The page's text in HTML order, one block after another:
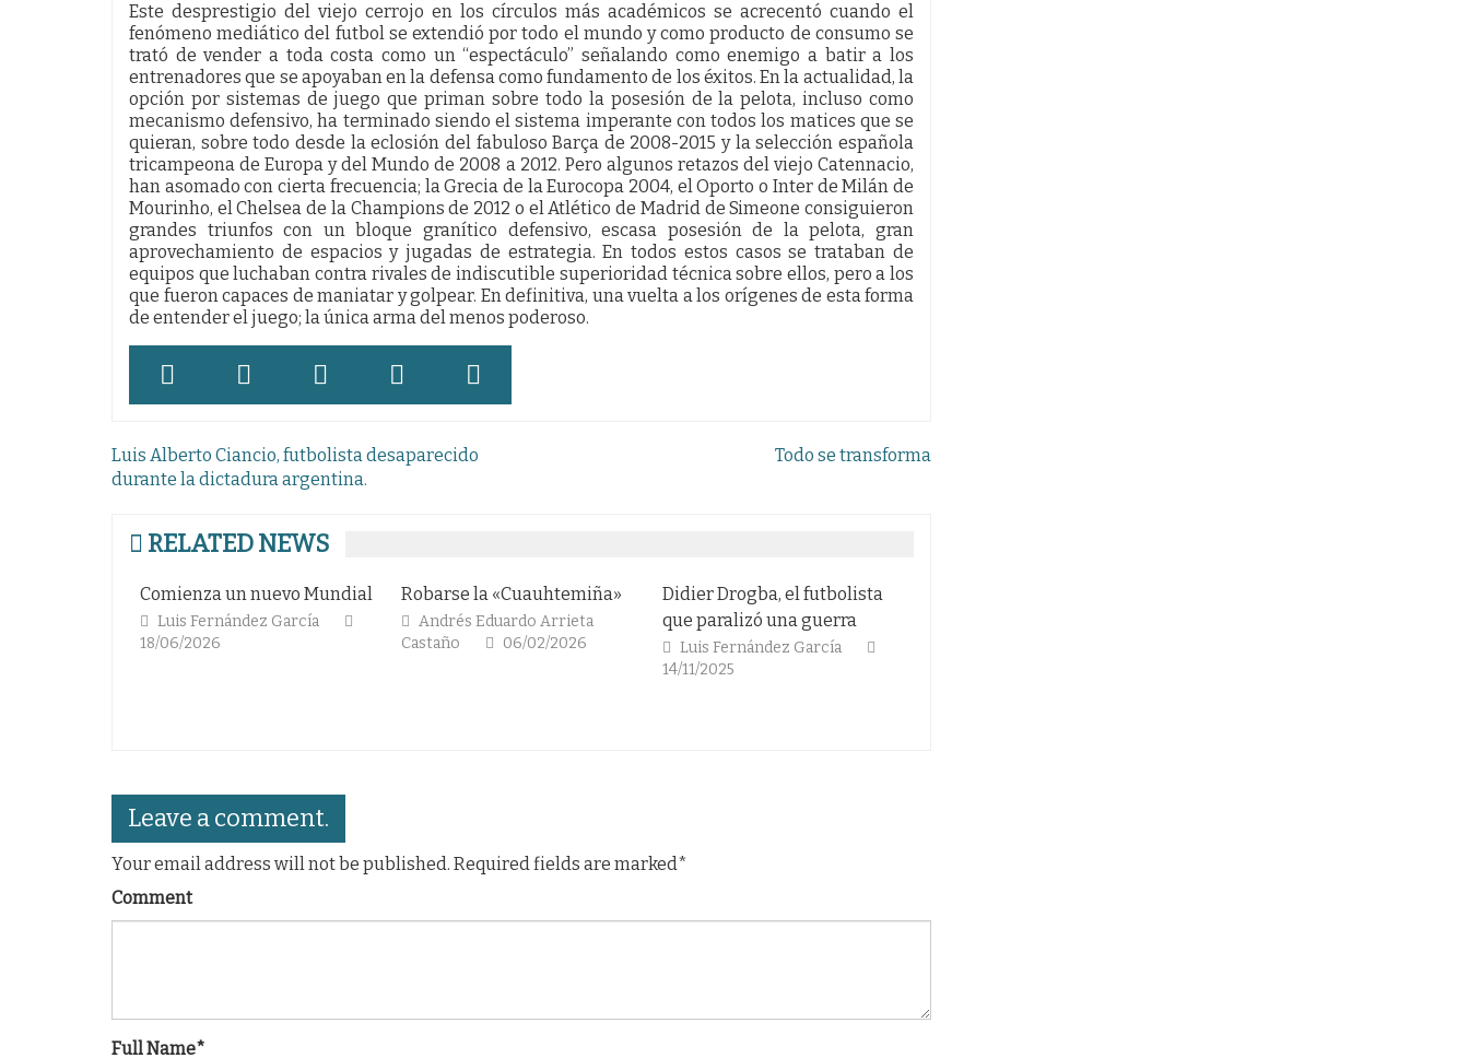
Este desprestigio del viejo cerrojo en los círculos más académicos se acrecentó cuando el
fenómeno mediático del futbol se extendió por todo el mundo y como producto de consumo se
trató de vender a toda costa como un “espectáculo” señalando como enemigo a batir a los
entrenadores que se apoyaban en la defensa como fundamento de los éxitos. En la actualidad, la
opción por sistemas de juego que priman sobre todo la posesión de la pelota, incluso como
mecanismo defensivo, ha terminado siendo el sistema imperante con todos los matices que se
quieran, sobre todo desde la eclosión del fabuloso Barça de 2008-2015 y la selección española
tricampeona de Europa y del Mundo de 2008 a 2012. Pero algunos retazos del viejo Catennacio,
han asomado con cierta frecuencia; la Grecia de la Eurocopa 2004, el Oporto o Inter de Milán de
Mourinho, el Chelsea de la Champions de 2012 o el Atlético de Madrid de Simeone consiguieron
grandes triunfos con un bloque granítico defensivo, escasa posesión de la pelota, gran
aprovechamiento de espacios y jugadas de estrategia. En todos estos casos se trataban de
equipos que luchaban contra rivales de indiscutible superioridad técnica sobre ellos, pero a los
que fueron capaces de maniatar y golpear. En definitiva, una vuelta a los orígenes de esta forma
de entender el juego; la única arma del menos poderoso.
Navegación
de
Luis Alberto Ciancio, futbolista desaparecido
durante la dictadura argentina.
Todo se transforma
RELATED NEWS
un nuevo Mundial Robarse la «Cuauhtemiña»
Andrés Eduardo Arrieta
Castaño
Didier Drogba, el futbolista
que paralizó una guerra
Luis Fernández García
DAVID PEACE: EL CRONISTA
AMARGO DEL FÚTBOL DE
LAS ISLAS
Alvaro Pinuaga Duce
Leave a comment.
Your email address will not be published. Required fields are marked*
Comment
Full Name*